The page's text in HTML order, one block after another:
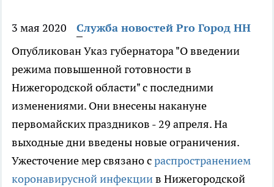
3 мая 2020
Служба новостей Pro Город НН
Опубликован Указ губернатора "О введении
режима повышенной готовности в
Нижегородской области" с последними
изменениями. Они внесены накануне
первомайских праздников - 29 апреля. На
выходные дни введены новые ограничения.
Ужесточение мер связано сраспространением
коронавирусной инфекциив Нижегородской